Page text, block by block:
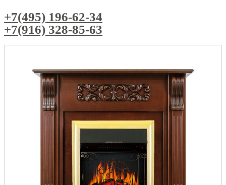
+7(495) 196-62-34
+7(916) 328-85-63